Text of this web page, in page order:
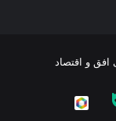
افق و اقتصاد
بله